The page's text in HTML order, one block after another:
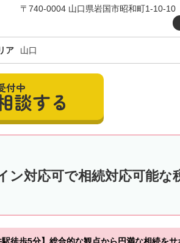
〒740-0004 山口県岩国市昭和町1-10-10
ア 山口
付中
談する
ン対応可で相続対応可能な